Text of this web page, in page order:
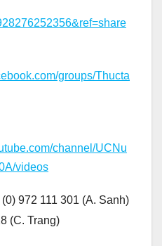
groups/Thucta
channel/UCNu
videos
972 111 301 (A. Sanh)
(C. Trang)